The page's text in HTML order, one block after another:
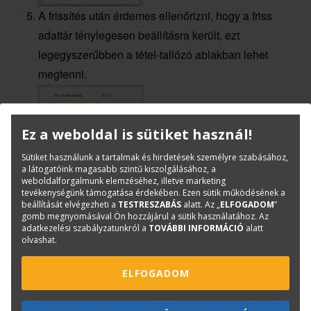
A frissítés után érdemes ellenőrizni, hogy a friss
adattár ténylegesen beállításra került, ezt
legegyszerűbben a tétel-tallózó ablakban lehet
megtenni.
lépései:
Az aktualizálás során a rendszer a tételek újraárazását
elvégzi, illetve figyelmeztetést küld és kigyűjti az
adattárban már nem szerepló tételek listáját.
készítsen másolatot a költségvetésből, az esetleges
TERC V.I.P. Silver verzió esetén válassza a
'Költségvetés' menü - 'Tételek árainak aktualizálása'
Ez a weboldal is sütiket használ!
Sütiket használunk a tartalmak és hirdetések személyre szabásához,
a látogatóink magasabb szintű kiszolgálásához, a
weboldalforgalmunk elemzéséhez, illetve marketing
tevékenységünk támogatása érdekében. Ezen sütik működésének a
beállítását elvégezheti a TESTRESZABÁS alatt. Az „ELFOGADOM”
gomb megnyomásával Ön hozzájárul a sütik használatához. Az
adatkezelési szabályzatunkról a TOVÁBBI INFORMÁCIÓ alatt
olvashat.
ELFOGADOM